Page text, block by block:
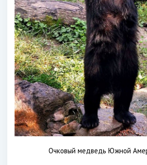
Очковый медведь Южной